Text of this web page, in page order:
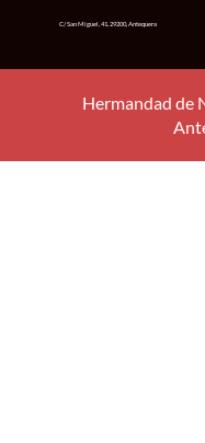
C/ San Miguel, 41, 29200, Antequera
Hermandad de